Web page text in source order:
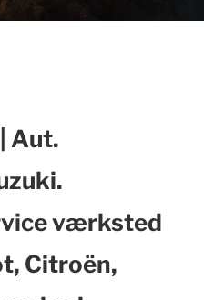
Aut.
værksted
Citroën,